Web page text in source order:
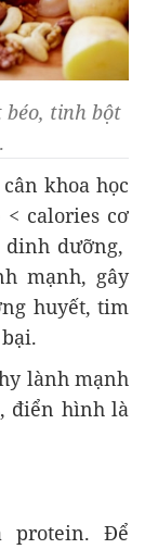
tinh bột
khoa học
calories cơ
dinh dưỡng,
mạnh, gây
huyết, tim
lành mạnh
điển hình là
protein. Để